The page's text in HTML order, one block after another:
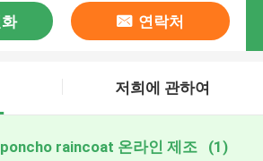
연락처
저희에 관하여
raincoat 온라인 제조 (1)